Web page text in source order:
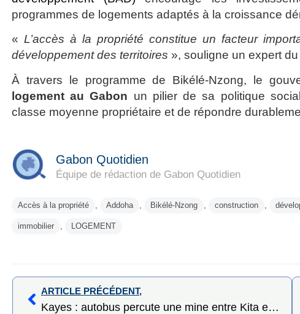
programmes de logements adaptés à la croissance
« L’accès à la propriété constitue un facteur
développement des territoires », souligne un expert
À travers le programme de Bikélé-Nzong, le
logement au Gabon un pilier de sa politique
classe moyenne propriétaire et de répondre
Gabon Quotidien
Équipe de rédaction de Gabon Quotidien
Accès à la propriété Addoha Bikélé-Nzong construction
immobilier LOGEMENT
ARTICLE PRÉCÉDENT,
Kayes : autobus percute une mine entre Kita et Bamako, 5 morts et plusieurs blessés